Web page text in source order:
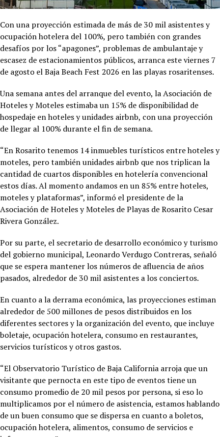
Con una proyección estimada de más de 30 mil asistentes y
ocupación hotelera del 100%, pero también con grandes
desafíos por los “apagones”, problemas de ambulantaje y
escasez de estacionamientos públicos, arranca este viernes 7
de agosto el Baja Beach Fest 2026 en las playas rosaritenses.
Una semana antes del arranque del evento, la Asociación de
Hoteles y Moteles estimaba un 15% de disponibilidad de
hospedaje en hoteles y unidades airbnb, con una proyección
de llegar al 100% durante el fin de semana.
“En Rosarito tenemos 14 inmuebles turísticos entre hoteles y
moteles, pero también unidades airbnb que nos triplican la
cantidad de cuartos disponibles en hotelería convencional
estos días. Al momento andamos en un 85% entre hoteles,
moteles y plataformas”, informó el presidente de la
Asociación de Hoteles y Moteles de Playas de Rosarito Cesar
Rivera González.
Por su parte, el secretario de desarrollo económico y turismo
del gobierno municipal, Leonardo Verdugo Contreras, señaló
que se espera mantener los números de afluencia de años
pasados, alrededor de 30 mil asistentes a los conciertos.
En cuanto a la derrama económica, las proyecciones estiman
alrededor de 500 millones de pesos distribuidos en los
diferentes sectores y la organización del evento, que incluye
boletaje, ocupación hotelera, consumo en restaurantes,
servicios turísticos y otros gastos.
“El Observatorio Turístico de Baja California arroja que un
visitante que pernocta en este tipo de eventos tiene un
consumo promedio de 20 mil pesos por persona, si eso lo
multiplicamos por el número de asistencia, estamos hablando
de un buen consumo que se dispersa en cuanto a boletos,
ocupación hotelera, alimentos, consumo de servicios e